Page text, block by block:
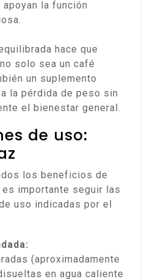
la función
hace que
no solo sea un café
un suplemento
la pérdida de peso sin
el bienestar general.
de uso:
los beneficios de
es importante seguir las
uso indicadas por el
(aproximadamente
en agua caliente